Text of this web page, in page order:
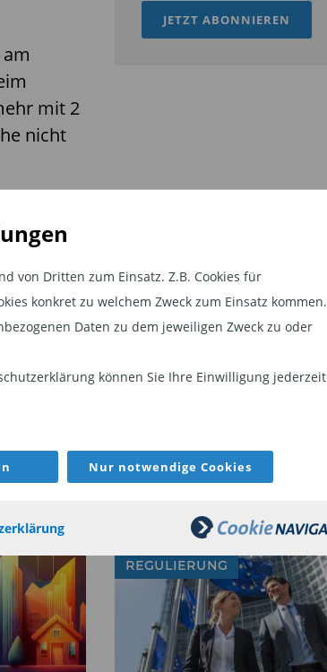
von Dritten zum Einsatz. Z.B. Cookies für
konkret zu welchem Zweck zum Einsatz kommen.
Daten zu dem jeweiligen Zweck zu oder
können Sie Ihre Einwilligung jederzeit
Nur notwendige Cookies
mit 2
nicht
Dabei
im
„Wir
weil
der
Urteil
JETZT ABONNIEREN
REGULIERUNG